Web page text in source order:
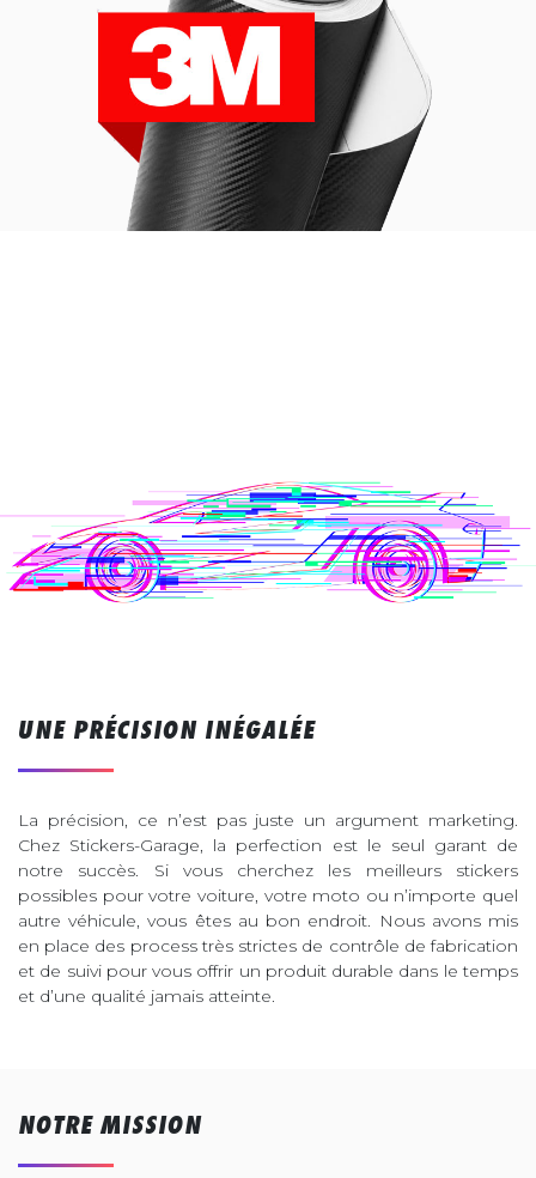
UNE PRÉCISION INÉGALÉE
La précision, ce n’est pas juste un argument marketing.
Chez Stickers-Garage, la perfection est le seul garant de
notre succès. Si vous cherchez les meilleurs stickers
possibles pour votre voiture, votre moto ou n’importe quel
autre véhicule, vous êtes au bon endroit. Nous avons mis
en place des process très strictes de contrôle de fabrication
et de suivi pour vous offrir un produit durable dans le temps
et d’une qualité jamais atteinte.
NOTRE MISSION